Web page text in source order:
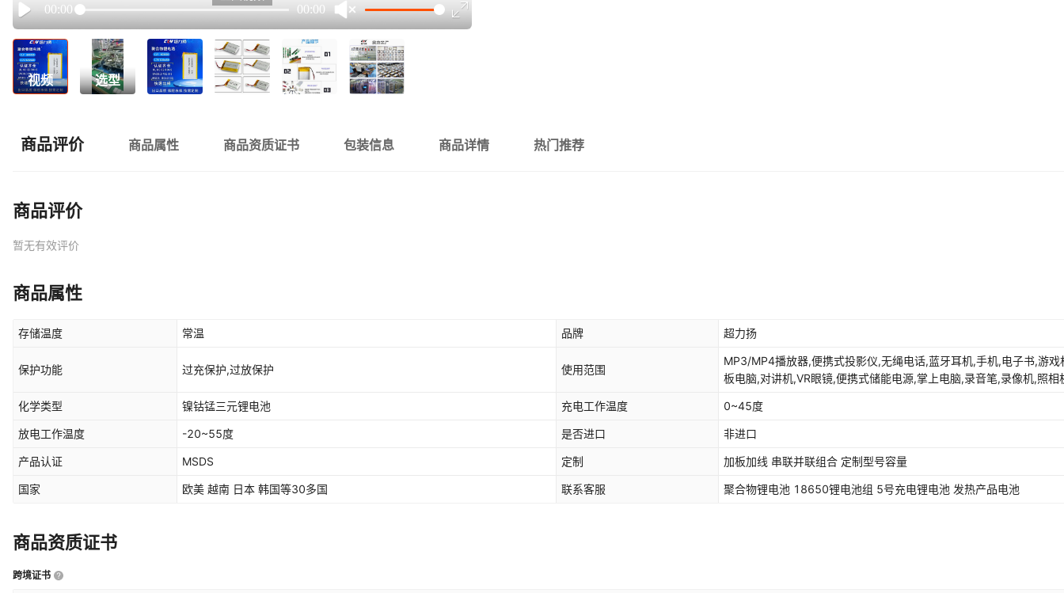
Play
00:00 00:00
视频 选型
商品评价 商品属性 商品资质证书 包装信息 商品详情 热门推荐
商品评价
暂无有效评价
商品属性
存储温度 常温 品牌 超力扬
保护功能 过充保护,过放保护 使用范围
MP3/MP4播放器,便携式投影仪,无绳电话,蓝牙耳机,手机,电子书,游戏
板电脑,对讲机,VR眼镜,便携式储能电源,掌上电脑,录音笔,录像机,照相
化学类型 镍钴锰三元锂电池 充电工作温度 0~45度
放电工作温度 -20~55度 是否进口 非进口
产品认证 MSDS 定制 加板加线 串联并联组合 定制型号容量
国家 欧美 越南 日本 韩国等30多国 联系客服 聚合物锂电池 18650锂电池组 5号充电锂电池 发热产品电池
商品资质证书
跨境证书